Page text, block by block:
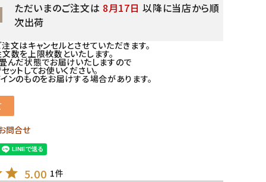
ただいまのご注文は 8月17日 以降に当店から順
次出荷
文はキャンセルとさせていただきます。
数を上限枚数といたします。
んだ状態でお届けいたしますので
ットしてお使いください。
ンのものをお届けする場合があります。
問合せ
5.00 1